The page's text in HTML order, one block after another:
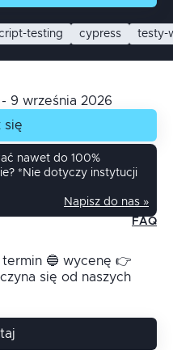
testing cypress testy-
9 września 2026
się
nawet do 100%
*Nie dotyczy instytucji
Napisz do nas »
FAQ
termin 🔵 wycenę 👉
się od naszych